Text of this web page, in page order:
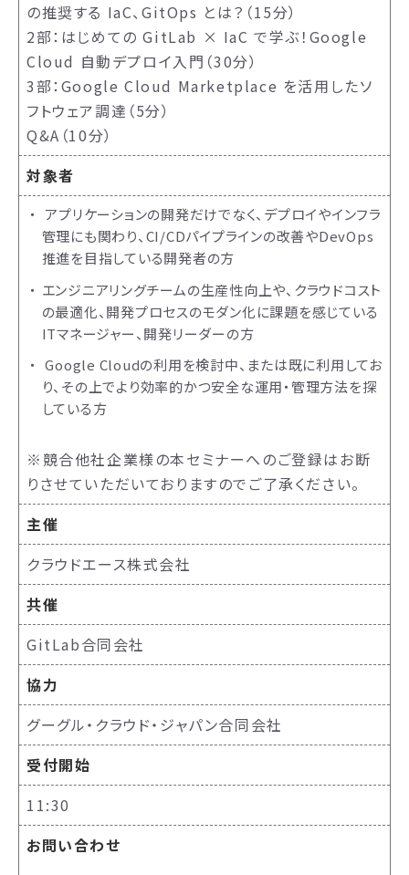
の推奨する IaC、GitOps とは？（15分）
2部：はじめての GitLab × IaC で学ぶ！Google
Cloud 自動デプロイ入門（30分）
3部：Google Cloud Marketplace を活用したソ
フトウェア調達（5分）
Q&A（10分）
対象者
アプリケーションの開発だけでなく、デプロイやインフラ
管理にも関わり、CI/CDパイプラインの改善やDevOps
推進を目指している開発者の方
エンジニアリングチームの生産性向上や、クラウドコスト
の最適化、開発プロセスのモダン化に課題を感じている
ITマネージャー、開発リーダーの方
Google Cloudの利用を検討中、または既に利用してお
り、その上でより効率的かつ安全な運用・管理方法を探
している方
※競合他社企業様の本セミナーへのご登録はお断
りさせていただいておりますのでご了承ください。
主催
クラウドエース株式会社
共催
GitLab合同会社
協力
グーグル・クラウド・ジャパン合同会社
受付開始
11:30
お問い合わせ